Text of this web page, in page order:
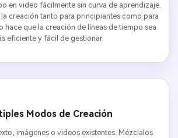
en video fácilmente sin curva de aprendizaje.
creación tanto para principiantes como para
hace que la creación de líneas de tiempo sea
eficiente y fácil de gestionar.
Modos de Creación
imágenes o videos existentes. Mézclalos